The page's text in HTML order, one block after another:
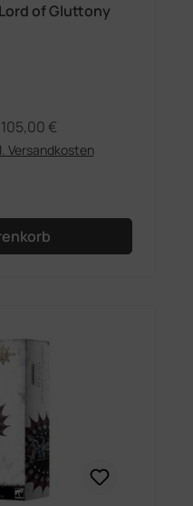
of Gluttony
Regulärer Preis:
105,00 €
Versandkosten
den